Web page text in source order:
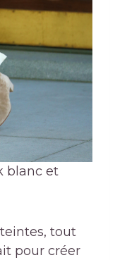
blanc et
tout
pour créer